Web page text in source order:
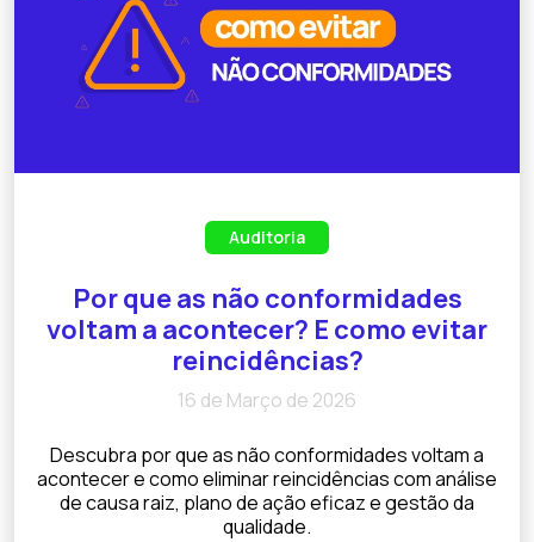
Auditoria
Por que as não conformidades
voltam a acontecer? E como evitar
reincidências?
16 de Março de 2026
Descubra por que as não conformidades voltam a
acontecer e como eliminar reincidências com análise
de causa raiz, plano de ação eficaz e gestão da
qualidade.